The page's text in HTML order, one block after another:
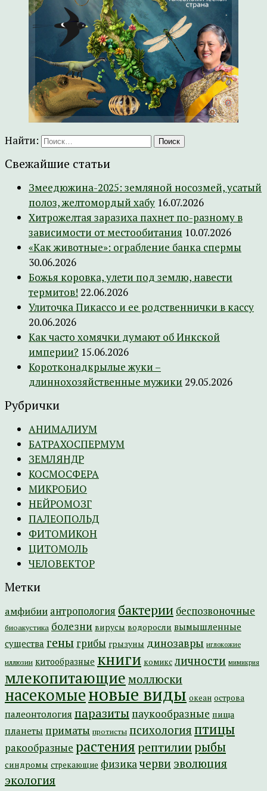
Найти:
Свежайшие статьи
Змеедюжина-2025: земляной носозмей, усатый
полоз, желтомордый хабу 16.07.2026
Хитрожелтая заразиха пахнет по-разному в
зависимости от местообитания 10.07.2026
«Как животные»: ограбление банка спермы
30.06.2026
Божья коровка, улети под землю, навести
термитов! 22.06.2026
Улиточка Пикассо и ее родственнички в кассу
20.06.2026
Как часто хомячки думают об Инкской
империи? 15.06.2026
Коротконадкрылые жуки –
длиннохозяйственные мужики 29.05.2026
Рубрички
АНИМАЛИУМ
БАТРАХОСПЕРМУМ
ЗЕМЛЯНДР
КОСМОСФЕРА
МИКРОБИО
НЕЙРОМОЗГ
ПАЛЕОПОЛЬД
ФИТОМИКОН
ЦИТОМОЛЬ
ЧЕЛОВЕКТОР
Метки
амфибии антропология бактерии беспозвоночные
биоакустика болезни вирусы водоросли вымышленные
существа гены грибы грызуны динозавры иглокожие
иллюзии китообразные книги комикс личности мимикрия
млекопитающие моллюски
насекомыеновые виды океан острова
палеонтология паразиты паукообразные пища
планеты приматы протисты психология птицы
ракообразные растениярептилиирыбы
синдромы стрекающие физикачерви эволюция
экология